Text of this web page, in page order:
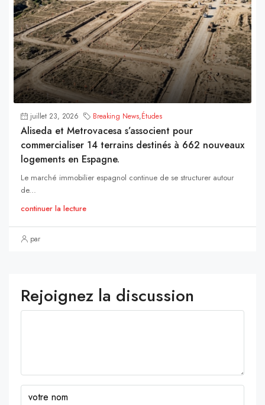
juillet 23, 2026 Breaking News,Études
Aliseda et Metrovacesa s’associent pour
commercialiser 14 terrains destinés à 662 nouveaux
logements en Espagne.
Le marché immobilier espagnol continue de se structurer autour
de...
continuer la lecture
par
Rejoignez la discussion